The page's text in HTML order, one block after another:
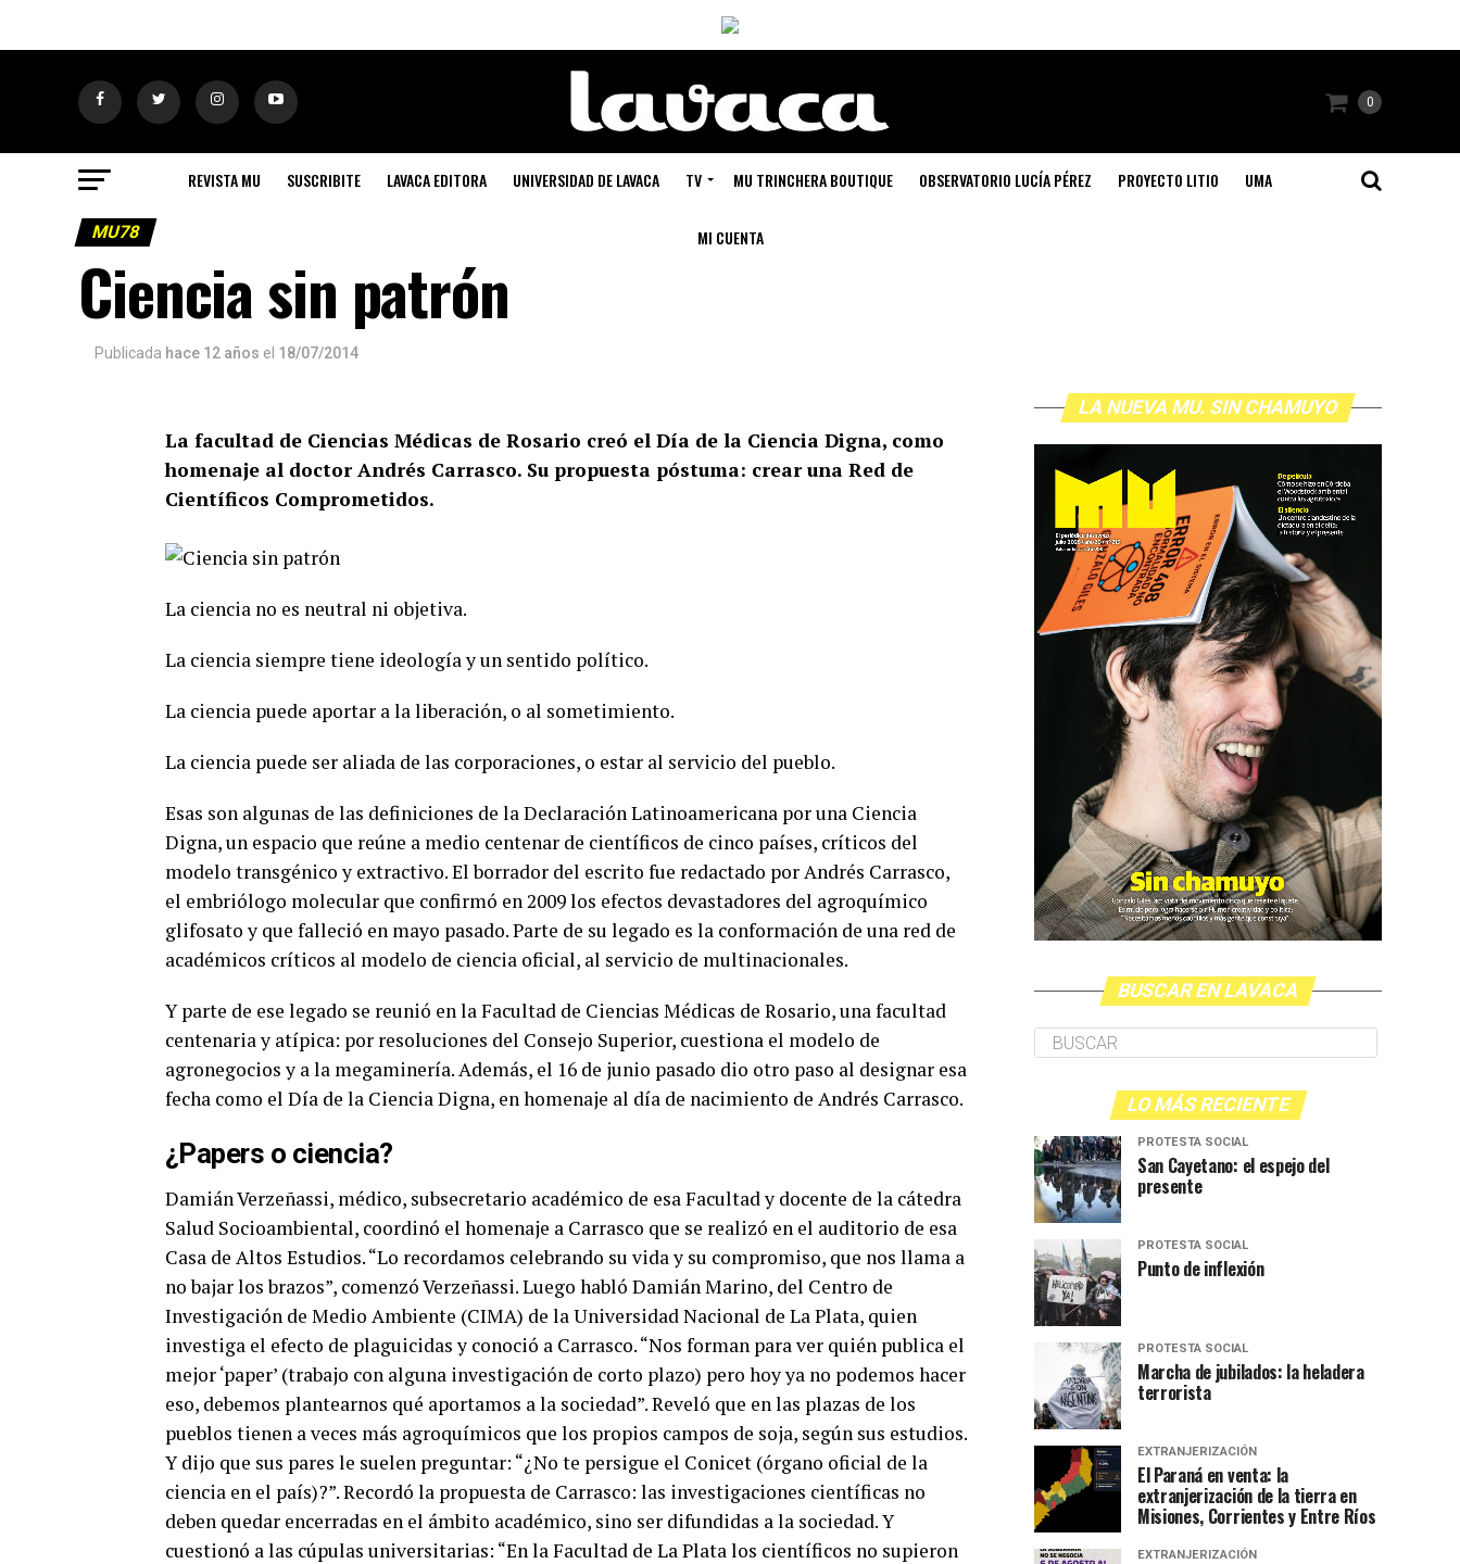
0
REVISTA MU SUSCRIBITE LAVACA EDITORA UNIVERSIDAD DE LAVACA TV MU TRINCHERA BOUTIQUE OBSERVATORIO LUCÍA PÉREZ PROYECTO LITIO UMA
MI CUENTA
MU78
Ciencia sin patrón
Publicada hace 12 años el 18/07/2014
La facultad de Ciencias Médicas de Rosario creó el Día de la Ciencia Digna, como
homenaje al doctor Andrés Carrasco. Su propuesta póstuma: crear una Red de
Científicos Comprometidos.
La ciencia no es neutral ni objetiva.
La ciencia siempre tiene ideología y un sentido político.
La ciencia puede aportar a la liberación, o al sometimiento.
La ciencia puede ser aliada de las corporaciones, o estar al servicio del pueblo.
Esas son algunas de las definiciones de la Declaración Latinoamericana por una Ciencia
Digna, un espacio que reúne a medio centenar de científicos de cinco países, críticos del
modelo transgénico y extractivo. El borrador del escrito fue redactado por Andrés Carrasco,
el embriólogo molecular que confirmó en 2009 los efectos devastadores del agroquímico
glifosato y que falleció en mayo pasado. Parte de su legado es la conformación de una red de
académicos críticos al modelo de ciencia oficial, al servicio de multinacionales.
Y parte de ese legado se reunió en la Facultad de Ciencias Médicas de Rosario, una facultad
centenaria y atípica: por resoluciones del Consejo Superior, cuestiona el modelo de
agronegocios y a la megaminería. Además, el 16 de junio pasado dio otro paso al designar esa
fecha como el Día de la Ciencia Digna, en homenaje al día de nacimiento de Andrés Carrasco.
¿Papers o ciencia?
Damián Verzeñassi, médico, subsecretario académico de esa Facultad y docente de la cátedra
Salud Socioambiental, coordinó el homenaje a Carrasco que se realizó en el auditorio de esa
Casa de Altos Estudios. “Lo recordamos celebrando su vida y su compromiso, que nos llama a
no bajar los brazos”, comenzó Verzeñassi. Luego habló Damián Marino, del Centro de
Investigación de Medio Ambiente (CIMA) de la Universidad Nacional de La Plata, quien
investiga el efecto de plaguicidas y conoció a Carrasco.“Nos forman para ver quién publica el
mejor ‘paper’ (trabajo con alguna investigación de corto plazo) pero hoy ya no podemos hacer
eso, debemos plantearnos qué aportamos a la sociedad”.Reveló que en las plazas de los
pueblos tienen a veces más agroquímicos que los propios campos de soja, según sus estudios.
Y dijo que sus pares le suelen preguntar: “¿No te persigue el Conicet (órgano oficial de la
ciencia en el país)?”. Recordó la propuesta de Carrasco: las investigaciones científicas no
deben quedar encerradas en el ámbito académico, sino ser difundidas a la sociedad. Y
cuestionó a las cúpulas universitarias: “En la Facultad de La Plata los científicos no supieron
LA NUEVA MU. SIN CHAMUYO
BUSCAR EN LAVACA
LO MÁS RECIENTE
PROTESTA SOCIAL
San Cayetano: el espejo del
presente
PROTESTA SOCIAL
Punto de inflexión
PROTESTA SOCIAL
Marcha de jubilados: la heladera
terrorista
EXTRANJERIZACIÓN
El Paraná en venta: la
extranjerización de la tierra en
Misiones, Corrientes y Entre Ríos
EXTRANJERIZACIÓN